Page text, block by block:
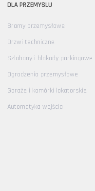
DLA PRZEMYSLU
Bramy przemysłowe
Drzwi techniczne
Szlabany i blokady parkingowe
Ogrodzenia przemysłowe
Garaże i komórki lokatorskie
Automatyka wejścia